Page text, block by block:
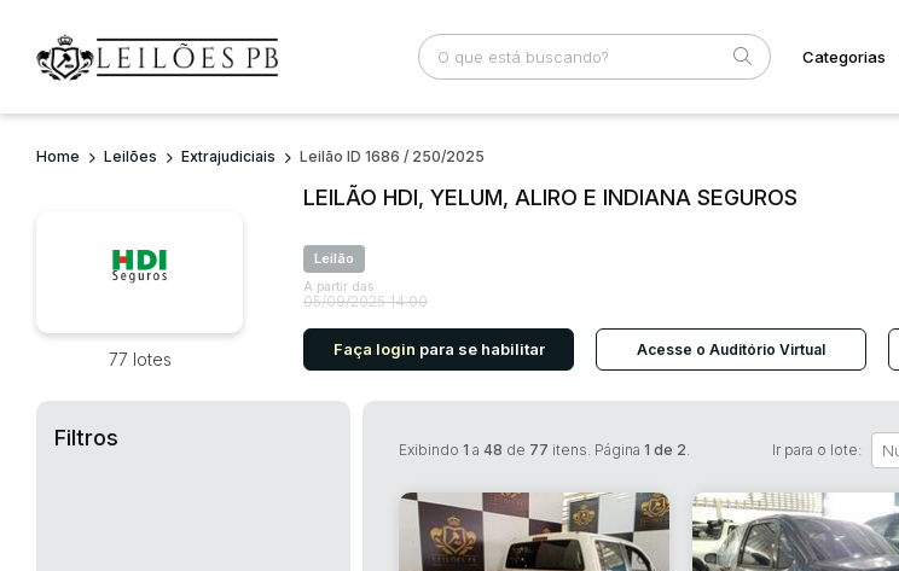
Busca por palavra-chave Categoria
Bairro
Categorias
Veículos
Home Leilões Extrajudiciais Leilão ID 1686 / 250/2025
77 lotes
LEILÃO HDI, YELUM, ALIRO E INDIANA SEGUROS
Leilão
A partir das
05/09/2025 14:00
Faça login para se habilitar Acesse o Auditório Virtual
Filtros Exibindo 1 a 48 de 77 itens. Página 1 de 2. Ir para o lote: